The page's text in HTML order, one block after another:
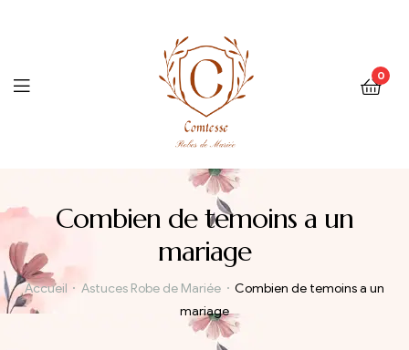
0
Menu
Combien de temoins a un
mariage
Accueil Astuces Robe de Mariée
Combien de temoins a un
mariage